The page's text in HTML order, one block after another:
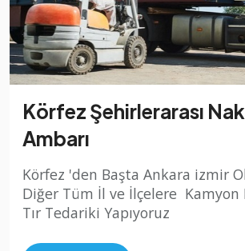
Körfez Şehirlerarası
Ambarı
Körfez 'den Başta Ankara izmir
Diğer Tüm İl ve İlçelere Kamyon
Tır Tedariki Yapıyoruz